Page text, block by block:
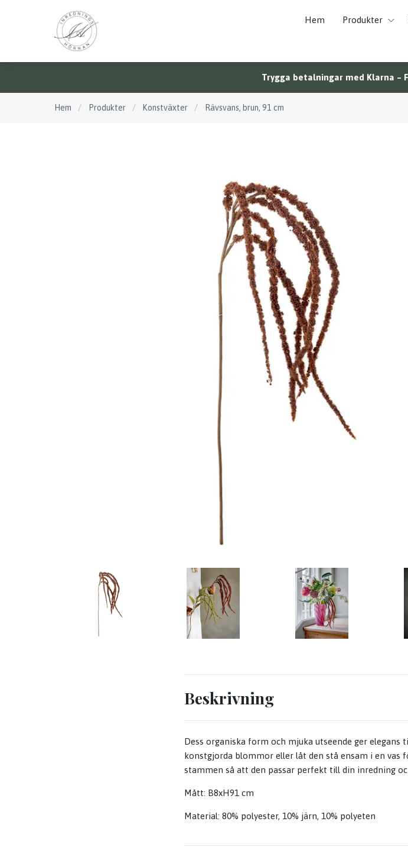
Hem Produkter
Trygga betalningar med Klarna –
Hem / Produkter / Konstväxter / Rävsvans, brun, 91 cm
Beskrivning
Dess organiska form och mjuka utseende ger
konstgjorda blommor eller låt den stå ensam i en vas
stammen så att den passar perfekt till din inredning
Mått: B8xH91 cm
Material: 80% polyester, 10% järn, 10% polyeten